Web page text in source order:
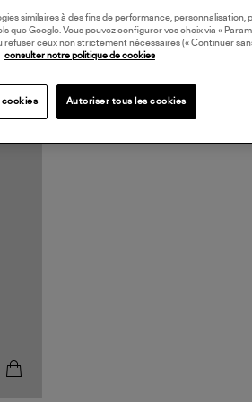
similaires à des fins de performance, personnalisation,
que Google. Vous pouvez configurer vos choix via «
refuser ceux non strictement nécessaires (« Continuer
consulter notre politique de cookies
cookies Autoriser tous les cookies